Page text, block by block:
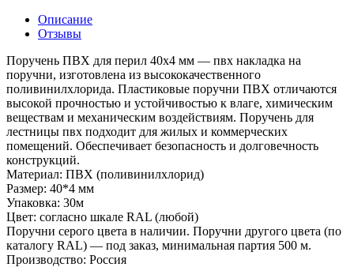
Описание
Отзывы
Поручень ПВХ для перил 40х4 мм — пвх накладка на
поручни, изготовлена из высококачественного
поливинилхлорида. Пластиковые поручни ПВХ отличаются
высокой прочностью и устойчивостью к влаге, химическим
веществам и механическим воздействиям. Поручень для
лестницы пвх подходит для жилых и коммерческих
помещений. Обеспечивает безопасность и долговечность
конструкций.
Материал: ПВХ (поливинилхлорид)
Размер: 40*4 мм
Упаковка: 30м
Цвет: согласно шкале RAL (любой)
Поручни серого цвета в наличии. Поручни другого цвета (по
каталогу RAL) — под заказ, минимальная партия 500 м.
Производство: Россия